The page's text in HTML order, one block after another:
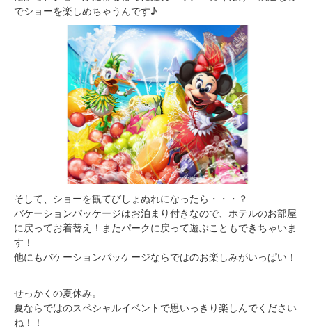
でショーを楽しめちゃうんです♪
そして、ショーを観てびしょぬれになったら・・・？
バケーションパッケージはお泊まり付きなので、ホテルのお部屋
に戻ってお着替え！またパークに戻って遊ぶこともできちゃいま
す！
他にもバケーションパッケージならではのお楽しみがいっぱい！
せっかくの夏休み。
夏ならではのスペシャルイベントで思いっきり楽しんでください
ね！！